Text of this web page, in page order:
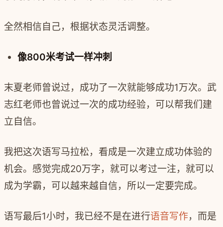
全然相信自己，根据状态灵活调整。
像800米考试一样冲刺
末夏老师曾说过，成功了一次就能够成功1万次。武
志红老师也曾说过一次的成功经验，可以帮我们建
立自信。
我把这次语写马拉松，看成是一次建立成功体验的
机会。感觉完成20万字，就可以考过一注，就可以
成为学霸，可以越来越自信，所以一定要完成。
语写最后1小时，我已经不是在进行语音写作，而是